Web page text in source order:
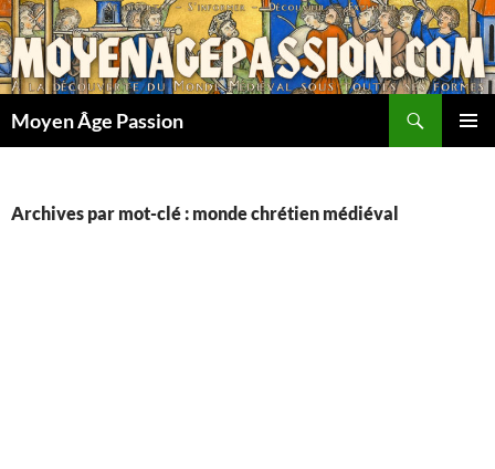
Aller
au
contenu
Moyen Âge Passion
Archives par mot-clé : monde chrétien médiéval